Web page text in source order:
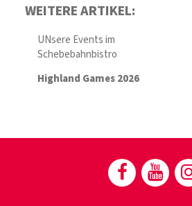
WEITERE ARTIKEL:
UNsere Events im
Schebebahnbistro
Highland Games 2026